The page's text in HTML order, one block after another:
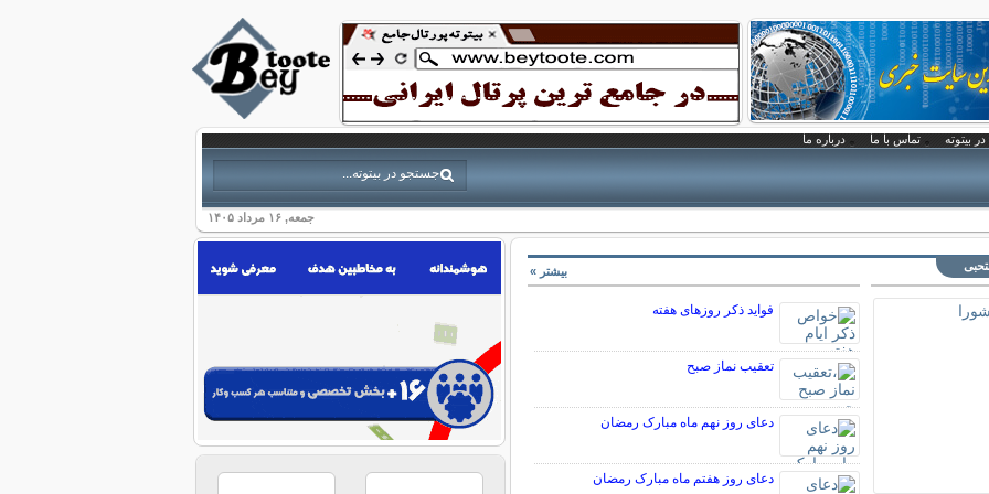
در بیتوته تماس با ما درباره ما
جمعه, ۱۶ مرداد ۱۴۰۵
فواید ذکر روزهای هفته
تعقیب نماز صبح
دعای روز نهم ماه مبارک رمضان
دعای روز هفتم ماه مبارک رمضان
بیشتر »